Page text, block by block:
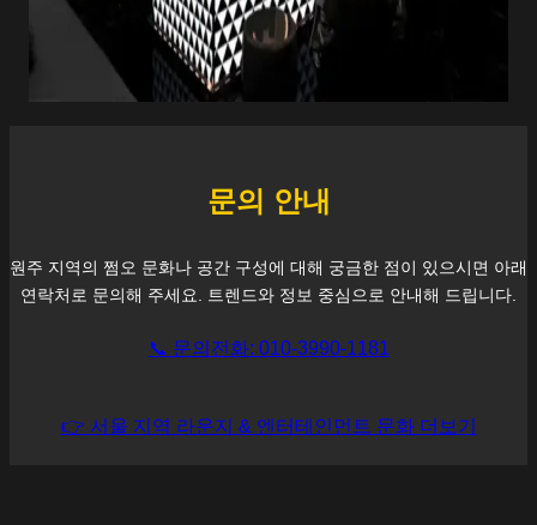
문의 안내
원주 지역의 쩜오 문화나 공간 구성에 대해 궁금한 점이 있으시면 아래
연락처로 문의해 주세요. 트렌드와 정보 중심으로 안내해 드립니다.
📞 문의전화: 010-3990-1181
👉 서울 지역 라운지 & 엔터테인먼트 문화 더보기